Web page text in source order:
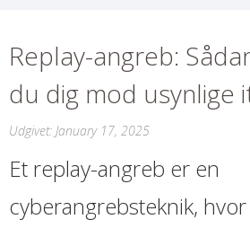
Replay-angreb:
du dig mod usynlige
Udgivet: January 17, 2025
Et replay-angreb er en
cyberangrebsteknik,